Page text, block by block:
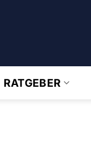
RATGEBER